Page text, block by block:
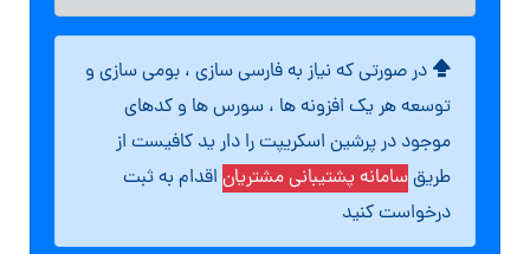
در صورتی که نیاز به فارسی سازی ، بومی سازی و
توسعه هر یک افزونه ها ، سورس ها و کدهای
موجود در پرشین اسکریپت را دار ید کافیست از
طریقسامانه پشتیبانی مشتریان اقدام به ثبت
درخواست کنید